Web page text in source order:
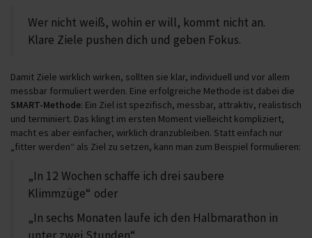
Wer nicht weiß, wohin er will, kommt nicht an.
Klare Ziele pushen dich und geben Fokus.
Damit Ziele wirklich wirken, sollten sie klar, individuell und vor allem
messbar formuliert werden. Eine erfolgreiche Methode ist dabei die
SMART-Methode: Ein Ziel ist spezifisch, messbar, attraktiv, realistisch
und terminiert. Das klingt im ersten Moment vielleicht kompliziert,
macht es aber einfacher, wirklich dranzubleiben. Statt einfach nur
„fitter werden“ als Ziel zu setzen, kann man zum Beispiel formulieren:
„In 12 Wochen schaffe ich drei saubere
Klimmzüge“ oder
„In sechs Monaten laufe ich den Halbmarathon in